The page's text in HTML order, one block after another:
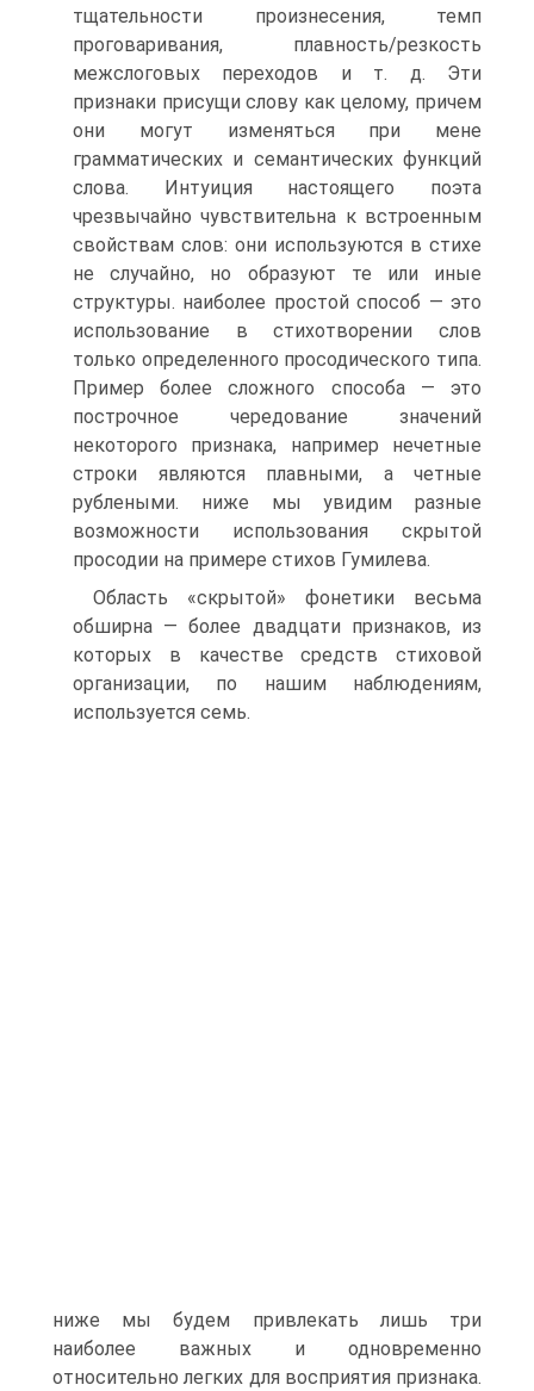
тщательности произнесения, темп
проговаривания, плавность/резкость
межслоговых переходов и т. д. Эти
признаки присущи слову как целому, причем
они могут изменяться при мене
грамматических и семантических функций
слова. Интуиция настоящего поэта
чрезвычайно чувствительна к встроенным
свойствам слов: они используются в стихе
не случайно, но образуют те или иные
структуры. наиболее простой способ — это
использование в стихотворении слов
только определенного просодического типа.
Пример более сложного способа — это
построчное чередование значений
некоторого признака, например нечетные
строки являются плавными, а четные
рублеными. ниже мы увидим разные
возможности использования скрытой
просодии на примере стихов Гумилева.
Область «скрытой» фонетики весьма
обширна — более двадцати признаков, из
которых в качестве средств стиховой
организации, по нашим наблюдениям,
используется семь.
ниже мы будем привлекать лишь три
наиболее важных и одновременно
относительно легких для восприятия признака.